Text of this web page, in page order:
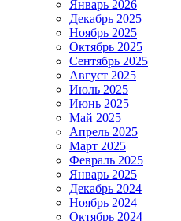
Январь 2026
Декабрь 2025
Ноябрь 2025
Октябрь 2025
Сентябрь 2025
Август 2025
Июль 2025
Июнь 2025
Май 2025
Апрель 2025
Март 2025
Февраль 2025
Январь 2025
Декабрь 2024
Ноябрь 2024
Октябрь 2024